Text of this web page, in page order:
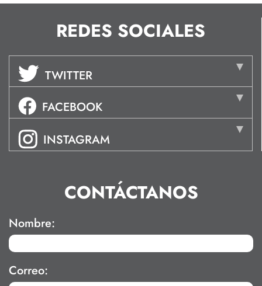
REDES SOCIALES
TWITTER
FACEBOOK
INSTAGRAM
CONTÁCTANOS
Nombre:
Correo: